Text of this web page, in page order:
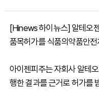
[Hinews 하이뉴스] 알테오
품목허가를 식품의약품안
아이젠피주는 자회사 알테
행한 결과를 근거로 허가를